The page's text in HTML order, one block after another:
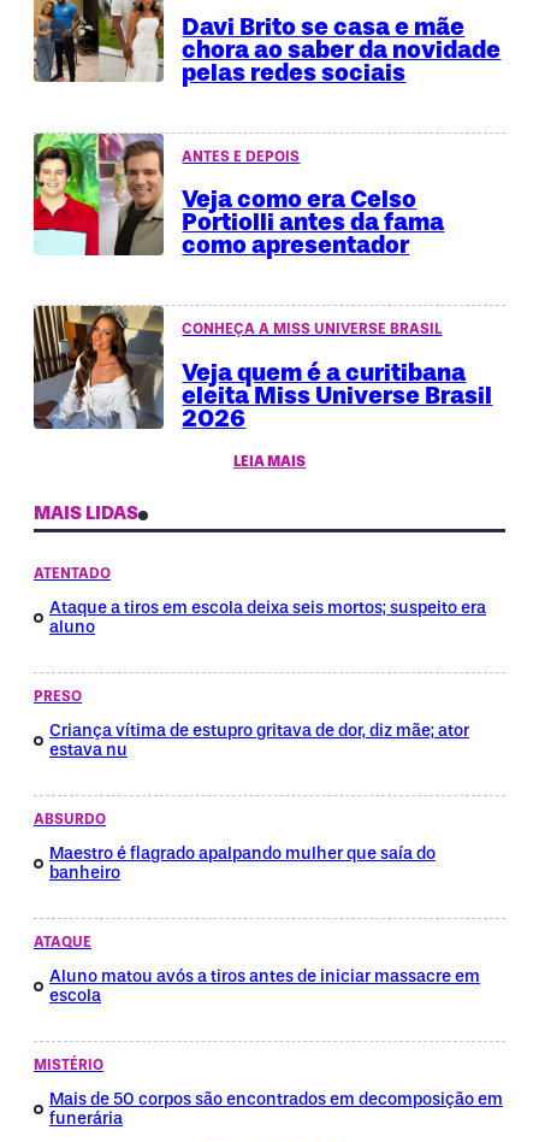
Davi Brito se casa e mãe
chora ao saber da novidade
pelas redes sociais
ANTES E DEPOIS
Veja como era Celso
Portiolli antes da fama
como apresentador
CONHEÇA A MISS UNIVERSE BRASIL
Veja quem é a curitibana
eleita Miss Universe Brasil
2026
LEIA MAIS
MAIS LIDAS
ATENTADO
Ataque a tiros em escola deixa seis mortos; suspeito era
aluno
PRESO
Criança vítima de estupro gritava de dor, diz mãe; ator
estava nu
ABSURDO
Maestro é flagrado apalpando mulher que saía do
banheiro
ATAQUE
Aluno matou avós a tiros antes de iniciar massacre em
escola
MISTÉRIO
Mais de 50 corpos são encontrados em decomposição em
funerária